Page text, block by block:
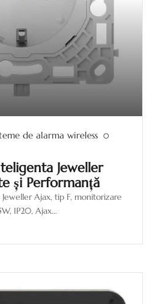
Jeweller
și Performanță
de alarma wireless 0
Ajax, tip F, monitorizare
IP20, Ajax...